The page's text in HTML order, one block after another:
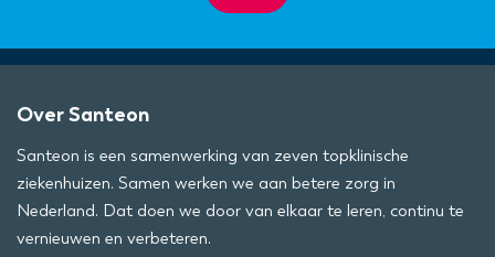
Over Santeon
Santeon is een samenwerking van zeven topklinische
ziekenhuizen. Samen werken we aan betere zorg in
Nederland. Dat doen we door van elkaar te leren, continu te
vernieuwen en verbeteren.